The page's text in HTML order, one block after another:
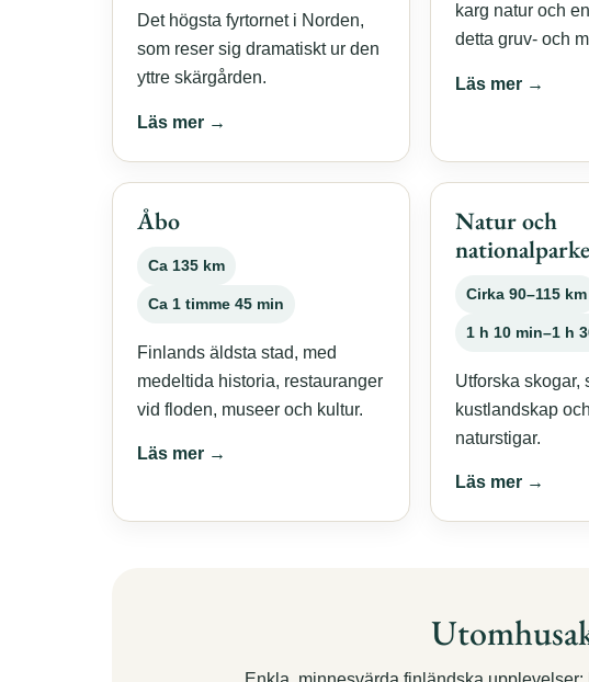
Det högsta fyrtornet i Norden,
som reser sig dramatiskt ur den
yttre skärgården.
Läs mer →
karg natur och
detta gruv- och
Läs mer →
Åbo
Ca 135 km
Ca 1 timme 45 min
Finlands äldsta stad, med
medeltida historia, restauranger
vid floden, museer och kultur.
Läs mer →
Natur och
Cirka 90–115 km
1 h 10 min–1 h
Utforska skogar,
kustlandskap
naturstigar.
Läs mer →